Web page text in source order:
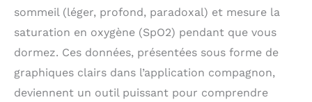
couleurs du bracelet
puissiez trouver la
pièce parfaite pour
s'adapter à votre look
Restez à la mode 24/7
et obtenez une image
sommeil (léger, profond, paradoxal) et mesure la
saturation en oxygène (SpO2) pendant que vous
dormez. Ces données, présentées sous forme de
graphiques clairs dans l’application compagnon,
deviennent un outil puissant pour comprendre